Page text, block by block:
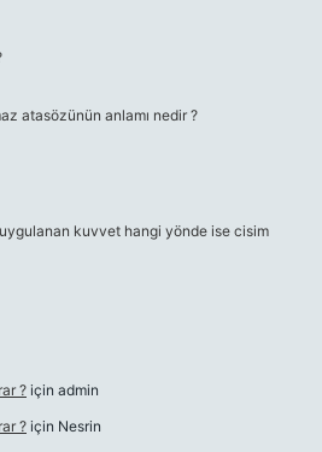
atasözünün anlamı nedir ?
kuvvet hangi yönde ise cisim
? için admin
? için Nesrin